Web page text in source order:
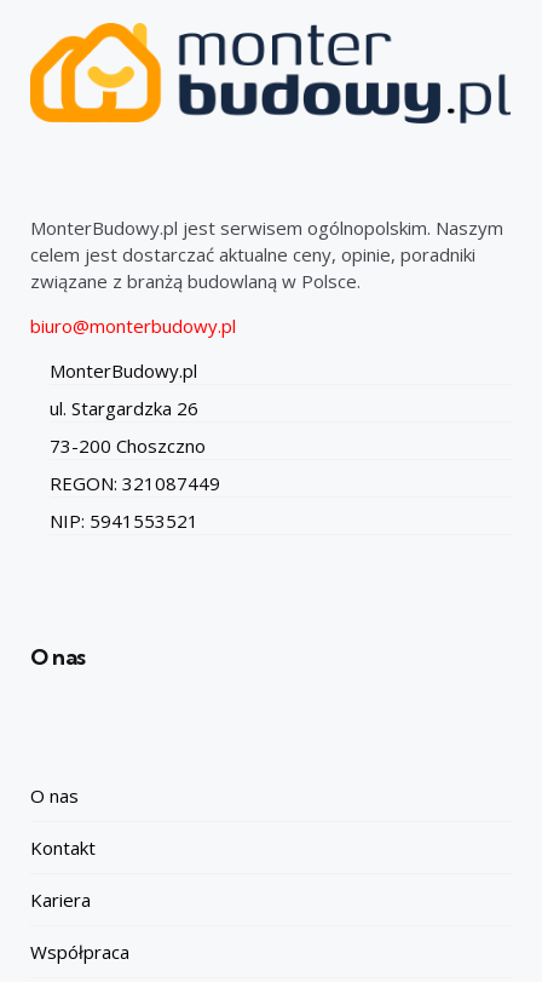
MonterBudowy.pl jest serwisem ogólnopolskim. Naszym
celem jest dostarczać aktualne ceny, opinie, poradniki
związane z branżą budowlaną w Polsce.
biuro@monterbudowy.pl
MonterBudowy.pl
ul. Stargardzka 26
73-200 Choszczno
REGON: 321087449
NIP: 5941553521
O nas
O nas
Kontakt
Kariera
Współpraca